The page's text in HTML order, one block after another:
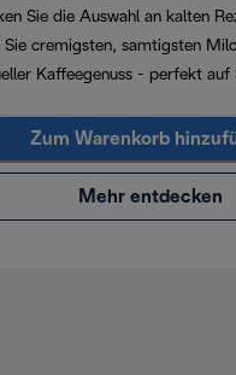
Sie die Auswahl an kalten
Sie cremigsten, samtigsten
Kaffeegenuss - perfekt
Zum Warenkorb
Mehr entdecken